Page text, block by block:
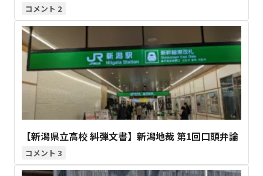
2
【新潟県立高校 糾弾文書】新潟地裁 第1回口頭弁論
3